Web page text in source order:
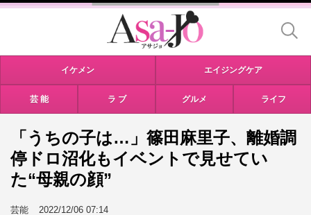
イケメン エイジングケア
芸 能 ラ ブ グルメ ライフ
「うちの子は…」篠田麻里子、離婚調
停ドロ沼化もイベントで見せてい
た“母親の顔”
芸能 2022/12/06 07:14